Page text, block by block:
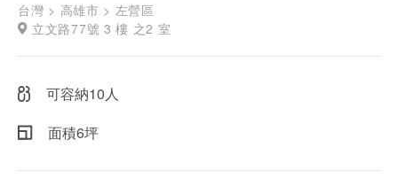
台灣 > 高雄市 > 左營區
立文路77號 3 樓 之2 室
可容納10人
面積6坪